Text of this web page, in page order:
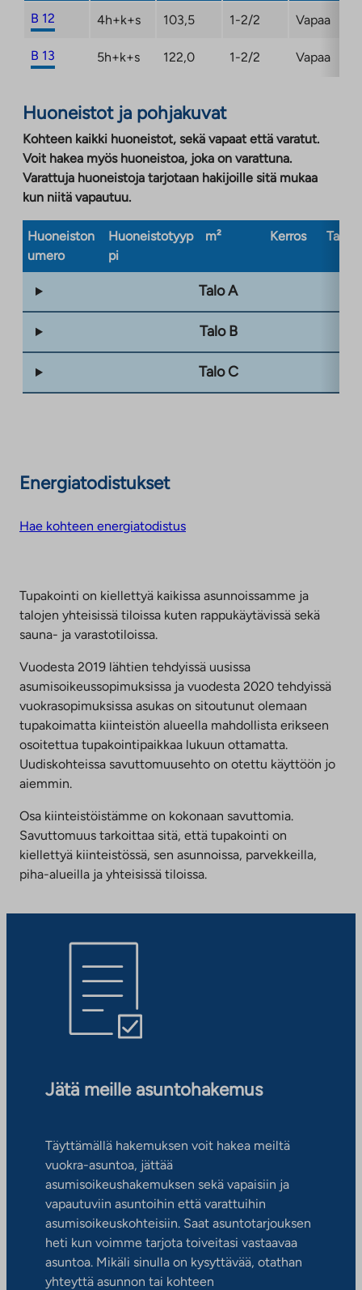
B 12 4h+k+s 103,5 1-2/2 Vapaa
B 13 5h+k+s 122,0 1-2/2 Vapaa
Huoneistot ja pohjakuvat
Kohteen kaikki huoneistot, sekä vapaat että varatut.
Voit hakea myös huoneistoa, joka on varattuna.
Varattuja huoneistoja tarjotaan hakijoille sitä mukaa
kun niitä vapautuu.
Huoneiston
umero
Huoneistotyyp
pi
m² Kerros
Talo A
Talo B
Talo C
Energiatodistukset
Hae kohteen energiatodistus
Tupakointi on kiellettyä kaikissa asunnoissamme ja
talojen yhteisissä tiloissa kuten rappukäytävissä sekä
sauna- ja varastotiloissa.
Vuodesta 2019 lähtien tehdyissä uusissa
asumisoikeussopimuksissa ja vuodesta 2020 tehdyissä
vuokrasopimuksissa asukas on sitoutunut olemaan
tupakoimatta kiinteistön alueella mahdollista erikseen
osoitettua tupakointipaikkaa lukuun ottamatta.
Uudiskohteissa savuttomuusehto on otettu käyttöön jo
aiemmin.
Osa kiinteistöistämme on kokonaan savuttomia.
Savuttomuus tarkoittaa sitä, että tupakointi on
kiellettyä kiinteistössä, sen asunnoissa, parvekkeilla,
piha-alueilla ja yhteisissä tiloissa.
Jätä meille asuntohakemus
Täyttämällä hakemuksen voit hakea meiltä
vuokra-asuntoa, jättää
asumisoikeushakemuksen sekä vapaisiin ja
vapautuviin asuntoihin että varattuihin
asumisoikeuskohteisiin. Saat asuntotarjouksen
heti kun voimme tarjota toiveitasi vastaavaa
asuntoa. Mikäli sinulla on kysyttävää, otathan
yhteyttä asunnon tai kohteen